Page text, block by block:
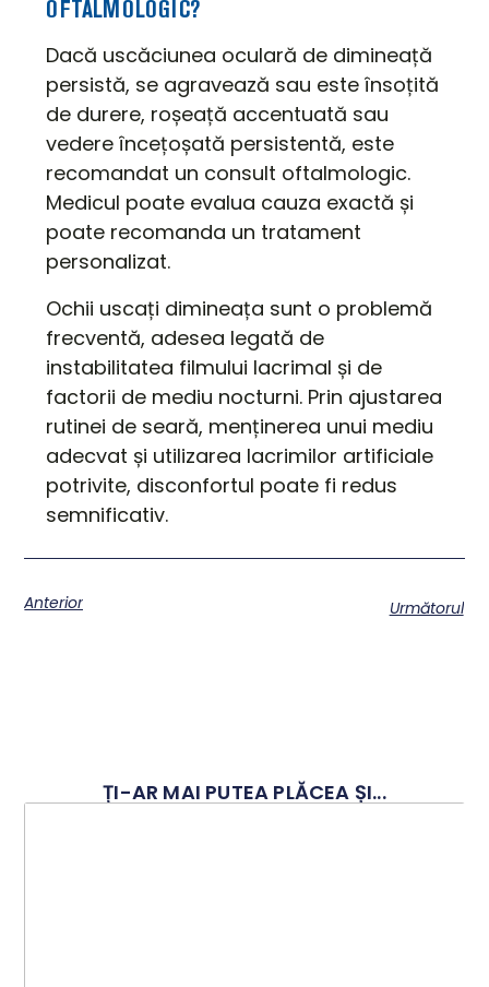
OFTALMOLOGIC?
Dacă uscăciunea oculară de dimineață
persistă, se agravează sau este însoțită
de durere, roșeață accentuată sau
vedere încețoșată persistentă, este
recomandat un consult oftalmologic.
Medicul poate evalua cauza exactă și
poate recomanda un tratament
personalizat.
Ochii uscați dimineața sunt o problemă
frecventă, adesea legată de
instabilitatea filmului lacrimal și de
factorii de mediu nocturni. Prin ajustarea
rutinei de seară, menținerea unui mediu
adecvat și utilizarea lacrimilor artificiale
potrivite, disconfortul poate fi redus
semnificativ.
Anterior Următorul
ȚI-AR MAI PUTEA PLĂCEA ȘI...